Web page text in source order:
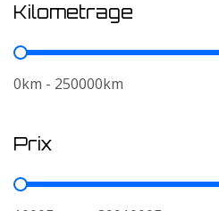
Kilometrage
Kilometrage
0km - 250000km
Prix
Prix